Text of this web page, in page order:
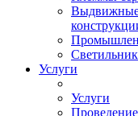
Услуги
Услуги